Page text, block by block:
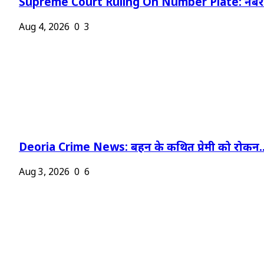
Supreme Court Ruling On Number Plate:
Aug 4, 2026 0 3
Deoria Crime News: बहन के कथित प्रेमी को
Aug 3, 2026 0 6